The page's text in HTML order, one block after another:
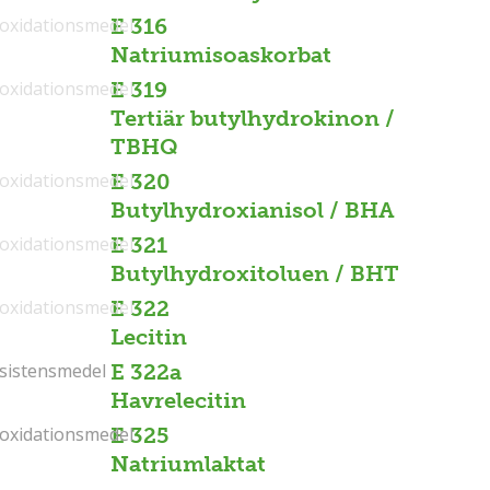
E 316
Natriumisoaskorbat
E 319
Tertiär butylhydrokinon /
TBHQ
E 320
Butylhydroxianisol / BHA
E 321
Butylhydroxitoluen / BHT
E 322
Lecitin
E 322a
Havrelecitin
E 325
Natriumlaktat